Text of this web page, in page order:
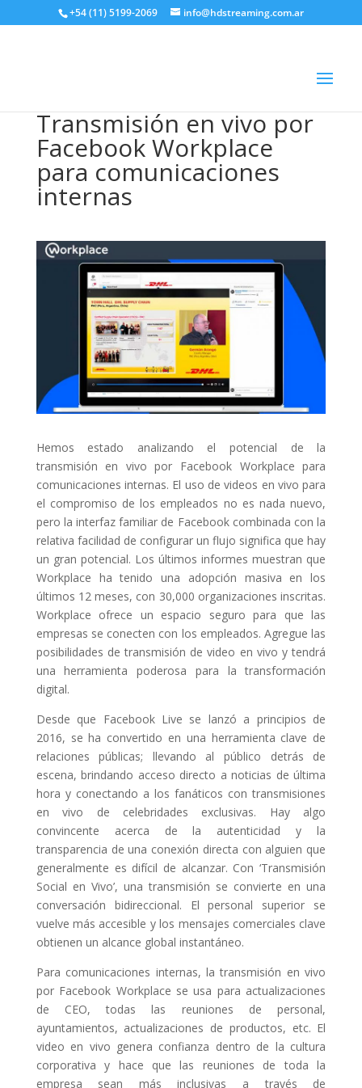
+54 (11) 5199-2069 info@hdstreaming.com.ar
Transmisión en vivo por
Facebook Workplace
para comunicaciones
internas
Hemos estado analizando el potencial de la
transmisión en vivo por Facebook Workplace para
comunicaciones internas. El uso de videos en vivo para
el compromiso de los empleados no es nada nuevo,
pero la interfaz familiar de Facebook combinada con la
relativa facilidad de configurar un flujo significa que hay
un gran potencial. Los últimos informes muestran que
Workplace ha tenido una adopción masiva en los
últimos 12 meses, con 30,000 organizaciones inscritas.
Workplace ofrece un espacio seguro para que las
empresas se conecten con los empleados. Agregue las
posibilidades de transmisión de video en vivo y tendrá
una herramienta poderosa para la transformación
digital.
Desde que Facebook Live se lanzó a principios de
2016, se ha convertido en una herramienta clave de
relaciones públicas; llevando al público detrás de
escena, brindando acceso directo a noticias de última
hora y conectando a los fanáticos con transmisiones
en vivo de celebridades exclusivas. Hay algo
convincente acerca de la autenticidad y la
transparencia de una conexión directa con alguien que
generalmente es difícil de alcanzar. Con ‘Transmisión
Social en Vivo’, una transmisión se convierte en una
conversación bidireccional. El personal superior se
vuelve más accesible y los mensajes comerciales clave
obtienen un alcance global instantáneo.
Para comunicaciones internas, la transmisión en vivo
por Facebook Workplace se usa para actualizaciones
de CEO, todas las reuniones de personal,
ayuntamientos, actualizaciones de productos, etc. El
video en vivo genera confianza dentro de la cultura
corporativa y hace que las reuniones de toda la
empresa sean más inclusivas a través de